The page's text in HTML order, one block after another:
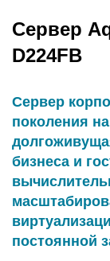
Сервер
D224FB
Сервер
поколения
бизнеса и
постоянной